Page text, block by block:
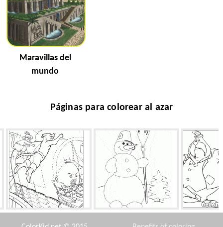
Maravillas del
mundo
Páginas para colorear al azar
Salto peligroso Muñeco de nieve La morsa